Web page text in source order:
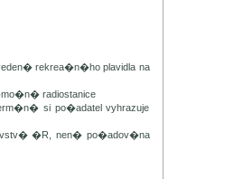
rekrea�n�ho plavidla na
radiostanice
si po�adatel vyhrazuje
�R, nen� po�adov�na